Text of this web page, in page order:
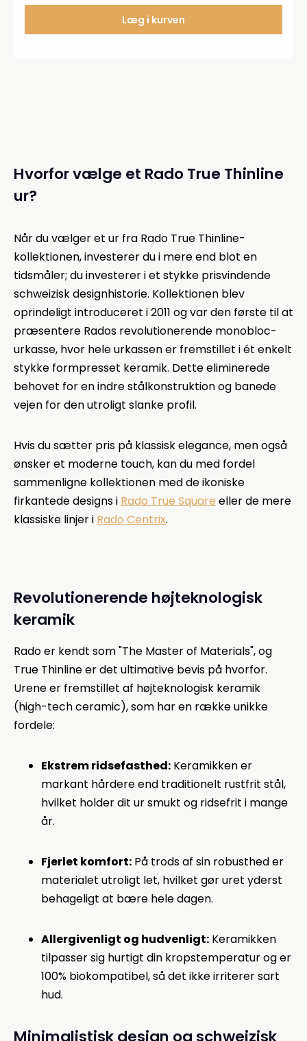
Læg i kurven
Hvorfor vælge et Rado True Thinline
ur?
Når du vælger et ur fra Rado True Thinline-
kollektionen, investerer du i mere end blot en
tidsmåler; du investerer i et stykke prisvindende
schweizisk designhistorie. Kollektionen blev
oprindeligt introduceret i 2011 og var den første til at
præsentere Rados revolutionerende monobloc-
urkasse, hvor hele urkassen er fremstillet i ét enkelt
stykke formpresset keramik. Dette eliminerede
behovet for en indre stålkonstruktion og banede
vejen for den utroligt slanke profil.
Hvis du sætter pris på klassisk elegance, men også
ønsker et moderne touch, kan du med fordel
sammenligne kollektionen med de ikoniske
firkantede designs i Rado True Square eller de mere
klassiske linjer i Rado Centrix.
Revolutionerende højteknologisk
keramik
Rado er kendt som "The Master of Materials", og
True Thinline er det ultimative bevis på hvorfor.
Urene er fremstillet af højteknologisk keramik
(high-tech ceramic), som har en række unikke
fordele:
Ekstrem ridsefasthed: Keramikken er
markant hårdere end traditionelt rustfrit stål,
hvilket holder dit ur smukt og ridsefrit i mange
år.
Fjerlet komfort: På trods af sin robusthed er
materialet utroligt let, hvilket gør uret yderst
behageligt at bære hele dagen.
Allergivenligt og hudvenligt: Keramikken
tilpasser sig hurtigt din kropstemperatur og er
100% biokompatibel, så det ikke irriterer sart
hud.
Minimalistisk design og schweizisk